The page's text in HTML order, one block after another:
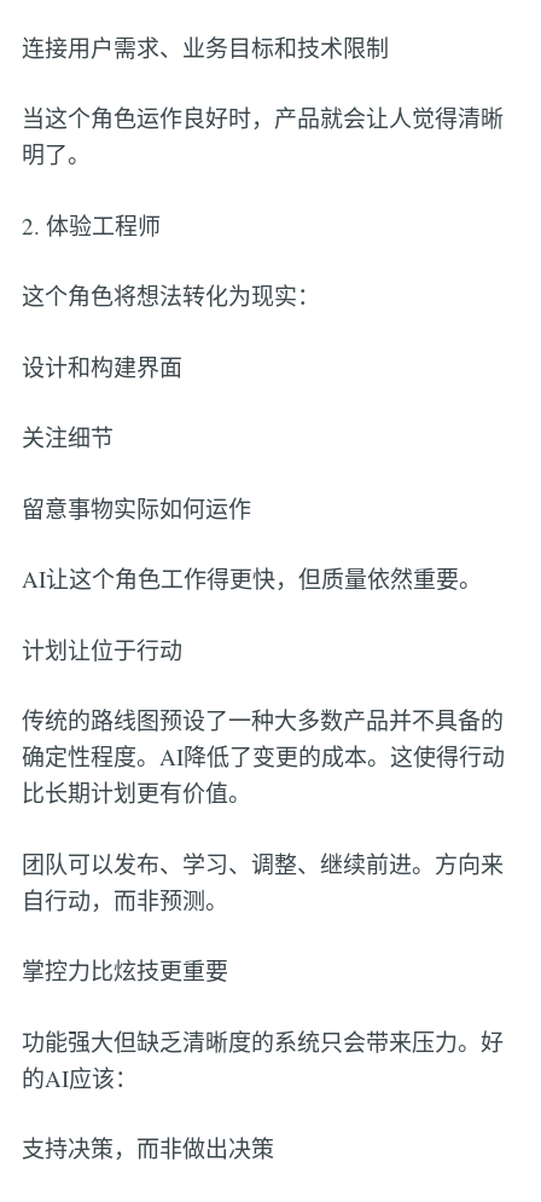
连接用户需求、业务目标和技术限制
当这个角色运作良好时，产品就会让人觉得清晰
明了。
2. 体验工程师
这个角色将想法转化为现实：
设计和构建界面
关注细节
留意事物实际如何运作
AI让这个角色工作得更快，但质量依然重要。
计划让位于行动
传统的路线图预设了一种大多数产品并不具备的
确定性程度。AI降低了变更的成本。这使得行动
比长期计划更有价值。
团队可以发布、学习、调整、继续前进。方向来
自行动，而非预测。
掌控力比炫技更重要
功能强大但缺乏清晰度的系统只会带来压力。好
的AI应该：
支持决策，而非做出决策